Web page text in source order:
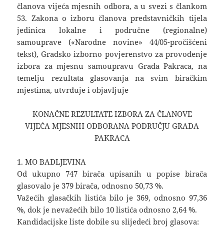
članova vijeća mjesnih odbora, a u svezi s člankom
53. Zakona o izboru članova predstavničkih tijela
jedinica lokalne i područne (regionalne)
samouprave («Narodne novine» 44/05-pročišćeni
tekst), Gradsko izborno povjerenstvo za provođenje
izbora za mjesnu samoupravu Grada Pakraca, na
temelju rezultata glasovanja na svim biračkim
mjestima, utvrđuje i objavljuje
KONAČNE REZULTATE IZBORA ZA ČLANOVE
VIJEĆA MJESNIH ODBORANA PODRUČJU GRADA
PAKRACA
1. MO BADLJEVINA
Od ukupno 747 birača upisanih u popise birača
glasovalo je 379 birača, odnosno 50,73 %.
Važećih glasačkih listića bilo je 369, odnosno 97,36
%, dok je nevažećih bilo 10 listića odnosno 2,64 %.
Kandidacijske liste dobile su slijedeći broj glasova: